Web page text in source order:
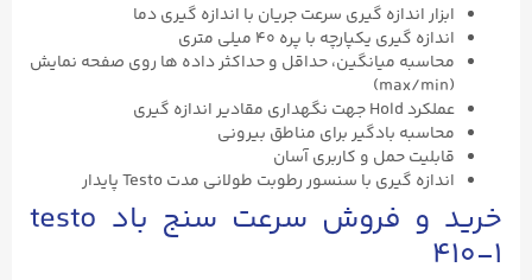
ابزار اندازه گیری سرعت جریان با اندازه گیری دما
اندازه گیری یکپارچه با پره ۴۰ میلی متری
محاسبه میانگین، حداقل و حداکثر داده ها روی صفحه نمایش
(max/min)
عملکرد Hold جهت نگهداری مقادیر اندازه گیری
محاسبه بادگیر برای مناطق بیرونی
قابلیت حمل و کاربری آسان
اندازه گیری با سنسور رطوبت طولانی مدت Testo پایدار
خرید و فروش سرعت سنج باد testo
۴۱۰-۱